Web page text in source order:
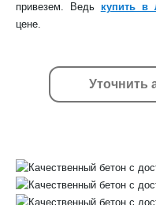
привезем. Ведь купить в
цене.
Уточнить